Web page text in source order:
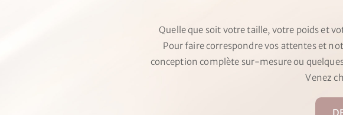
Quelle que soit votre taille, votre poids et
Pour faire correspondre vos attentes et
conception complète sur-mesure ou
Venez